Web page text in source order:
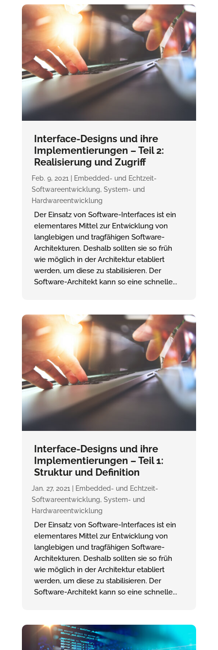
Interface-Designs und ihre
Implementierungen – Teil 2:
Realisierung und Zugriff
Feb. 9, 2021
Embedded- und Echtzeit-
Softwareentwicklung, System- und
Hardwareentwicklung
Der Einsatz von Software-Interfaces ist ein
elementares Mittel zur Entwicklung von
langlebigen und tragfähigen Software-
Architekturen. Deshalb sollten sie so früh
wie möglich in der Architektur etabliert
werden, um diese zu stabilisieren. Der
Software-Architekt kann so eine schnelle...
Interface-Designs und ihre
Implementierungen – Teil 1:
Struktur und Definition
Jan. 27, 2021
Embedded- und Echtzeit-
Softwareentwicklung, System- und
Hardwareentwicklung
Der Einsatz von Software-Interfaces ist ein
elementares Mittel zur Entwicklung von
langlebigen und tragfähigen Software-
Architekturen. Deshalb sollten sie so früh
wie möglich in der Architektur etabliert
werden, um diese zu stabilisieren. Der
Software-Architekt kann so eine schnelle...